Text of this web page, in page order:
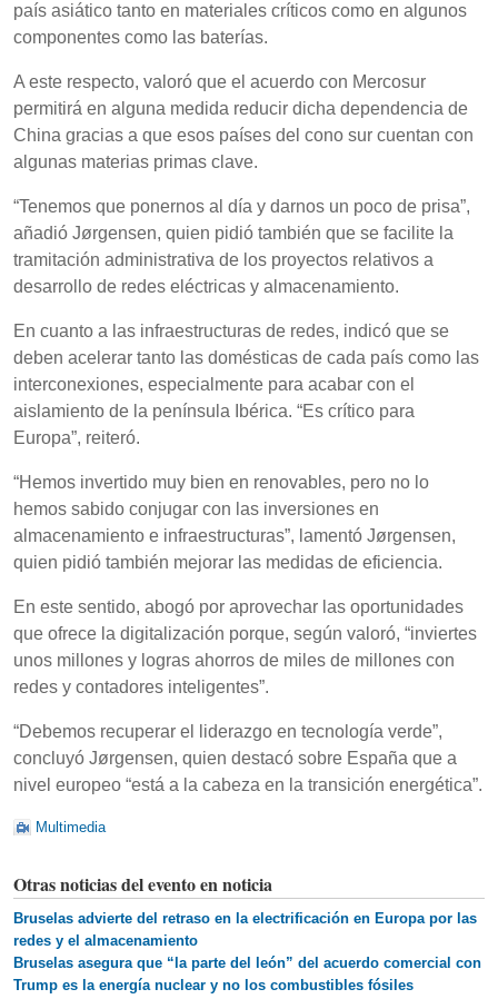
país asiático tanto en materiales críticos como en algunos
componentes como las baterías.
A este respecto, valoró que el acuerdo con Mercosur
permitirá en alguna medida reducir dicha dependencia de
China gracias a que esos países del cono sur cuentan con
algunas materias primas clave.
“Tenemos que ponernos al día y darnos un poco de prisa”,
añadió Jørgensen, quien pidió también que se facilite la
tramitación administrativa de los proyectos relativos a
desarrollo de redes eléctricas y almacenamiento.
En cuanto a las infraestructuras de redes, indicó que se
deben acelerar tanto las domésticas de cada país como las
interconexiones, especialmente para acabar con el
aislamiento de la península Ibérica. “Es crítico para
Europa”, reiteró.
“Hemos invertido muy bien en renovables, pero no lo
hemos sabido conjugar con las inversiones en
almacenamiento e infraestructuras”, lamentó Jørgensen,
quien pidió también mejorar las medidas de eficiencia.
En este sentido, abogó por aprovechar las oportunidades
que ofrece la digitalización porque, según valoró, “inviertes
unos millones y logras ahorros de miles de millones con
redes y contadores inteligentes”.
“Debemos recuperar el liderazgo en tecnología verde”,
concluyó Jørgensen, quien destacó sobre España que a
nivel europeo “está a la cabeza en la transición energética”.
Multimedia
Otras noticias del evento en noticia
Bruselas advierte del retraso en la electrificación en Europa por las
redes y el almacenamiento
Bruselas asegura que “la parte del león” del acuerdo comercial con
Trump es la energía nuclear y no los combustibles fósiles